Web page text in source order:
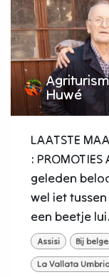
Huwé
LAATSTE
:
geleden
wel iet
een beetje
Assisi Bij
La Vallata